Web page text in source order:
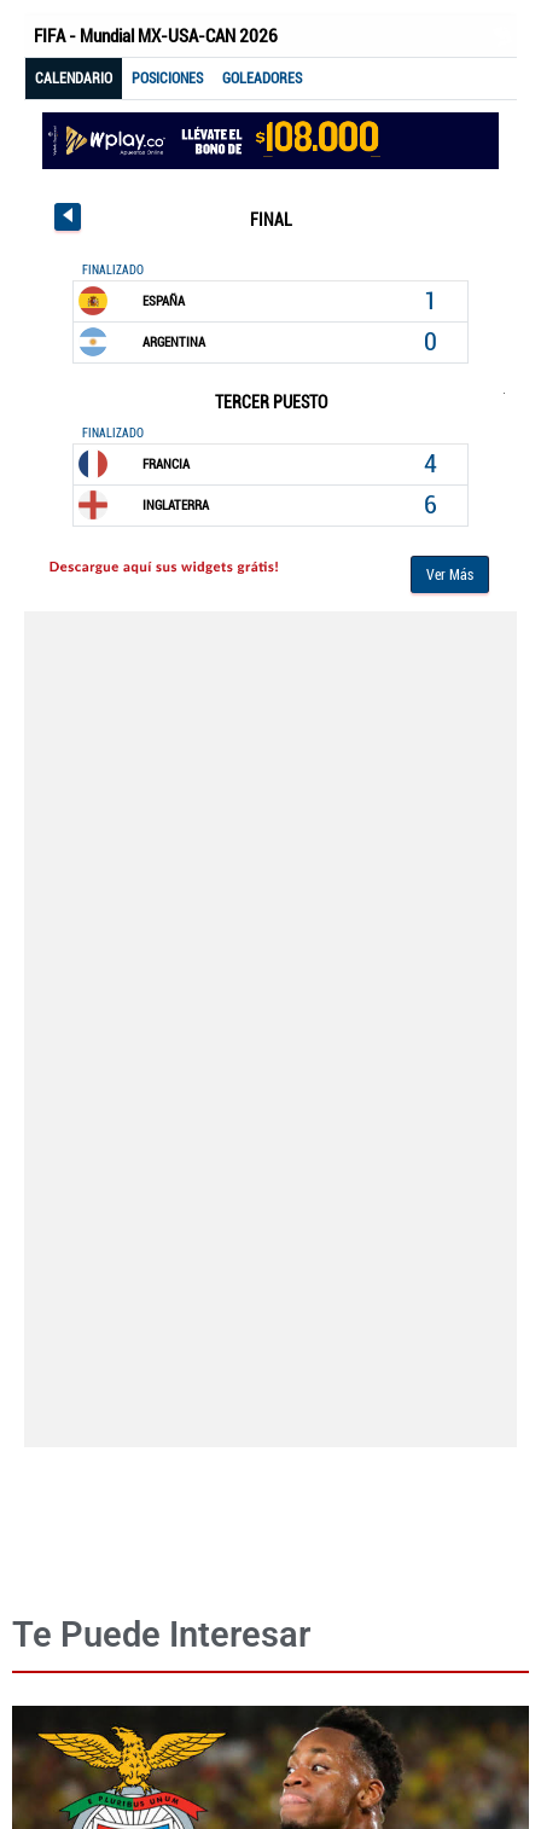
Te Puede Interesar